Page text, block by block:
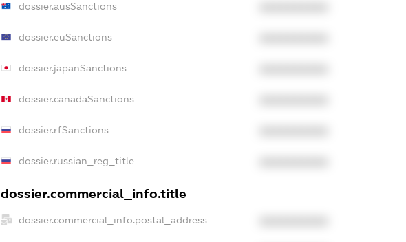
dossier.ausSanctions
dossier.euSanctions
dossier.japanSanctions
dossier.canadaSanctions
dossier.rfSanctions
dossier.russian_reg_title
dossier.commercial_info.title
dossier.commercial_info.postal_address